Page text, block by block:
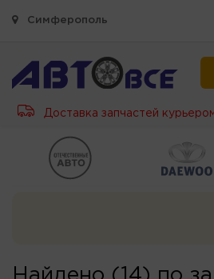
Симферополь
Доставка запчастей
Найдено (14) по